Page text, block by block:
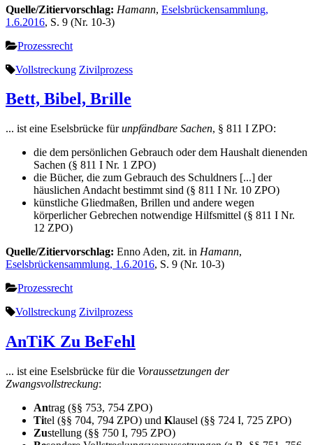
Quelle/Zitiervorschlag: Hamann, Eselsbrückensammlung,
1.6.2016, S. 9 (Nr. 10-3)
Prozessrecht
Vollstreckung Zivilprozess
Bett, Bibel, Brille
... ist eine Eselsbrücke fürunpfändbare Sachen, § 811 I ZPO:
die dem persönlichen Gebrauch oder dem Haushalt dienenden
Sachen (§ 811 I Nr. 1 ZPO)
die Bücher, die zum Gebrauch des Schuldners [...] der
häuslichen Andacht bestimmt sind (§ 811 I Nr. 10 ZPO)
künstliche Gliedmaßen, Brillen und andere wegen
körperlicher Gebrechen notwendige Hilfsmittel (§ 811 I Nr.
12 ZPO)
Quelle/Zitiervorschlag: Enno Aden, zit. in Hamann,
Eselsbrückensammlung, 1.6.2016, S. 9 (Nr. 10-3)
Prozessrecht
Vollstreckung Zivilprozess
AnTiK Zu BeFehl
... ist eine Eselsbrücke für die Voraussetzungen der
Zwangsvollstreckung:
Antrag (§§ 753, 754 ZPO)
Titel (§§ 704, 794 ZPO) und Klausel (§§ 724 I, 725 ZPO)
Zustellung (§§ 750 I, 795 ZPO)